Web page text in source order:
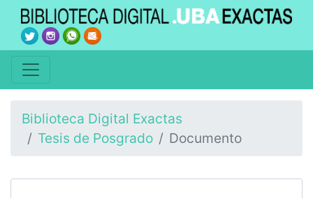
Biblioteca Digital Exactas
Tesis de Posgrado
Documento